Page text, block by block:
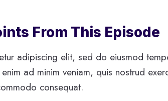
From This Episode
adipiscing elit, sed do eiusmod
ad minim veniam, quis nostrud
consequat.